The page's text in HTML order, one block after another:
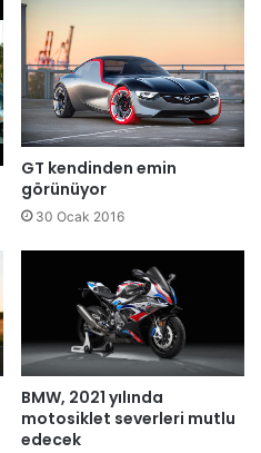
GT kendinden emin
görünüyor
30 Ocak 2016
BMW, 2021 yılında
motosiklet severleri mutlu
edecek